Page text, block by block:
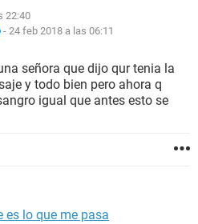
22:40
- 24 feb 2018 a las 06:11
señora que dijo qur tenia la
y todo bien pero ahora q
igual que antes esto se
es lo que me pasa